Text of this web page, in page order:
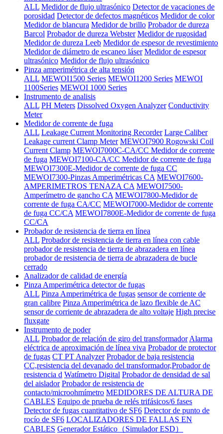
ALL Medidor de flujo ultrasónico Detector de vacaciones de
porosidad Detector de defectos magnéticos Medidor de color
Medidor de blancura Medidor de brillo Probador de dureza
Barcol Probador de dureza Webster Medidor de rugosidad
Medidor de dureza Leeb Medidor de espesor de revestimiento
Medidor de diámetro de escaneo láser Medidor de espesor
ultrasónico Medidor de flujo ultrasónico
Pinza amperimétrica de alta tensión
ALL MEWOI1500 Series MEWOI1200 Series MEWOI
1100Series MEWOI 1000 Series
Instrumento de analisis
ALL PH Meters Dissolved Oxygen Analyzer Conductivity
Meter
Medidor de corrente de fuga
ALL Leakage Current Monitoring Recorder Large Caliber
Leakage current Clamp Meter MEWOI7900 Rogowski Coil
Current Clamp MEWOI7000C-CA/CC Medidor de corrente
de fuga MEWOI7100-CA/CC Medidor de corrente de fuga
MEWOI7300E-Medidor de corrente de fuga CC
MEWOI7300-Pinzas Amperimétricas CA MEWOI7600-
AMPERIMETROS TENAZA CA MEWOI7500-
Amperímetro de gancho CA MEWOI7800-Medidor de
corrente de fuga CA/CC MEWOI7000-Medidor de corrente
de fuga CC/CA MEWOI7800E-Medidor de corrente de fuga
CC/CA
Probador de resistencia de tierra en línea
ALL Probador de resistencia de tierra en línea con cable
probador de resistencia de tierra de abrazadera en línea
probador de resistencia de tierra de abrazadera de bucle
cerrado
Analizador de calidad de energía
Pinza Amperimétrica detector de fugas
ALL Pinza Amperimétrica de fugas sensor de corriente de
gran calibre Pinza Amperimétrica de lazo flexible de AC
sensor de corriente de abrazadera de alto voltaje High precise
fluxgate
Instrumento de poder
ALL Probador de relación de giro del transformador Alarma
eléctrica de aproximación de línea viva Probador de protector
de fugas CT PT Analyzer Probador de baja resistencia
CC,resistencia del devanado del transformador,Probador de
resistencia d Watímetro Digital Probador de densidad de sal
del aislador Probador de resistencia de
contacto/microohmímetro MEDIDORES DE ALTURA DE
CABLES Equipo de prueba de relés trifásicos/6 fases
Detector de fugas cuantitativo de SF6 Detector de punto de
rocío de SF6 LOCALIZADORES DE FALLAS EN
CABLES Generador Estático（Simulador ESD）